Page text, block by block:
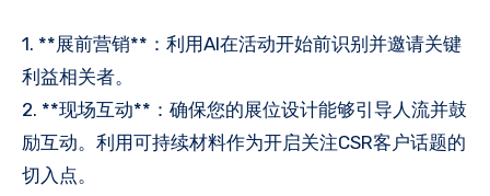
1. **展前营销**：利用AI在活动开始前识别并邀请关键
利益相关者。
2. **现场互动**：确保您的展位设计能够引导人流并鼓
励互动。利用可持续材料作为开启关注CSR客户话题的
切入点。